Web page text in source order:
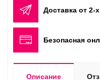
Доставка от 2-
Безопасная
Описание